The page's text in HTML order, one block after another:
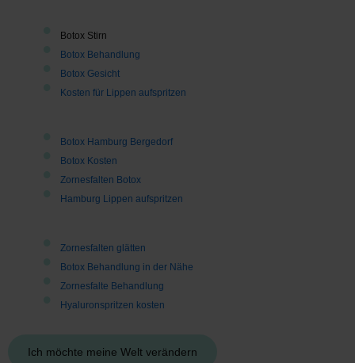
Botox Stirn
Botox Behandlung
Botox Gesicht
Kosten für Lippen aufspritzen
Botox Hamburg Bergedorf
Botox Kosten
Zornesfalten Botox
Hamburg Lippen aufspritzen
Zornesfalten glätten
Botox Behandlung in der Nähe
Zornesfalte Behandlung
Hyaluronspritzen kosten
Ich möchte meine Welt verändern